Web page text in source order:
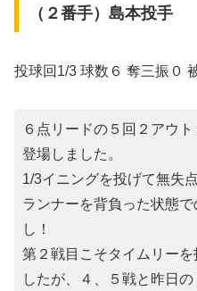
（２番手）島本投手
投球回1/3 球数６ 奪三振０
６点リードの５回２アウ
登場しました。
1/3イニングを投げて無失
ランナーを背負った状態
し！
第２戦目こそタイムリーを
したが、４、５戦と昨日